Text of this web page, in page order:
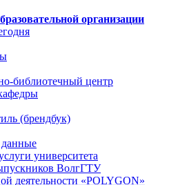
организации
библиотечный центр
(брендбук)
университета
ВолгГТУ
деятельности «POLYGON»